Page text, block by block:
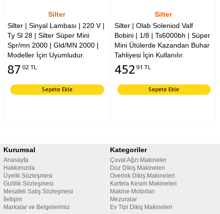
Silter
Silter | Sinyal Lambası | 220 V |
Ty Sl 28 | Silter Süper Mini
Spr/mn 2000 | Gld/MN 2000 |
Modeller İçin Uyumludur.
87 02 TL
Sepete Ekle
Silter
Silter | Olab Soleniod Valf
Bobini | 1/8 | Ts6000bh | Süper
Mini Ütülerde Kazandan Buhar
Tahliyesi İçin Kullanılır.
452 91 TL
Sepete Ekle
Kurumsal
Anasayfa
Hakkımızda
Üyelik Sözleşmesi
Gizlilik Sözleşmesi
Mesafeli Satış Sözleşmesi
İletişim
Markalar ve Belgelerimiz
Kategoriler
Çuval Ağzı Makineler
Düz Dikiş Makineleri
Overlok Dikiş Makineleri
Kartela Kesim Makineleri
Makine Motorları
Mezuralar
Ev Tipi Dikiş Makineleri